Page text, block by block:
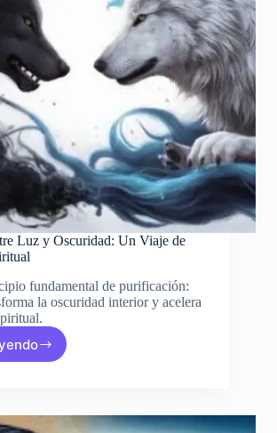
Luz y Oscuridad: Un Viaje de
fundamental de purificación:
la oscuridad interior y acelera